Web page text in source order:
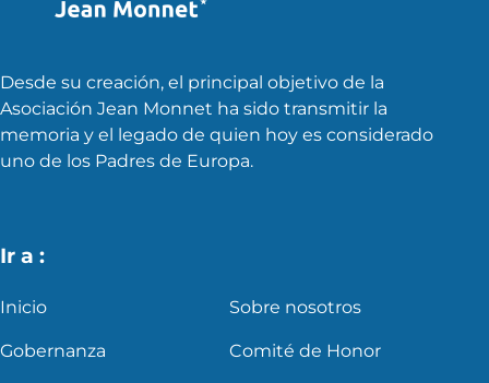
Desde su creación, el principal objetivo de la
Asociación Jean Monnet ha sido transmitir la
memoria y el legado de quien hoy es considerado
uno de los Padres de Europa.
Ir a :
Inicio Sobre nosotros
Gobernanza Comité de Honor